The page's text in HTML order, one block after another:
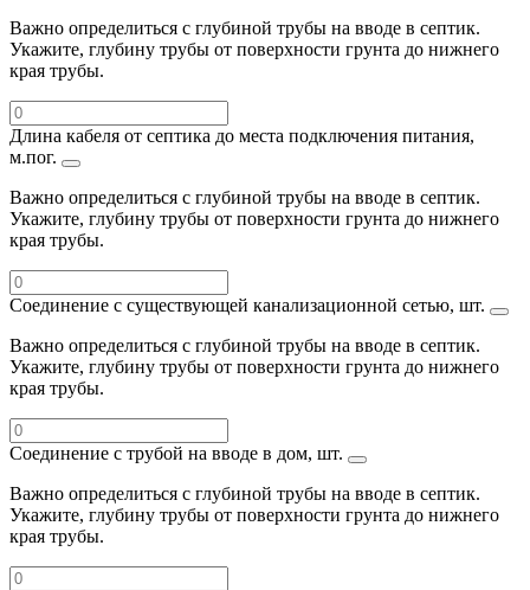
Важно определиться с глубиной трубы на вводе в септик.
Укажите, глубину трубы от поверхности грунта до нижнего
края трубы.
Длина кабеля от септика до места подключения питания,
м.пог.
Важно определиться с глубиной трубы на вводе в септик.
Укажите, глубину трубы от поверхности грунта до нижнего
края трубы.
Соединение с существующей канализационной сетью, шт.
Важно определиться с глубиной трубы на вводе в септик.
Укажите, глубину трубы от поверхности грунта до нижнего
края трубы.
Соединение с трубой на вводе в дом, шт.
Важно определиться с глубиной трубы на вводе в септик.
Укажите, глубину трубы от поверхности грунта до нижнего
края трубы.